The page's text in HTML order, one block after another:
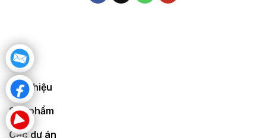
Giới thiệu
Sản phẩm
Các dự án